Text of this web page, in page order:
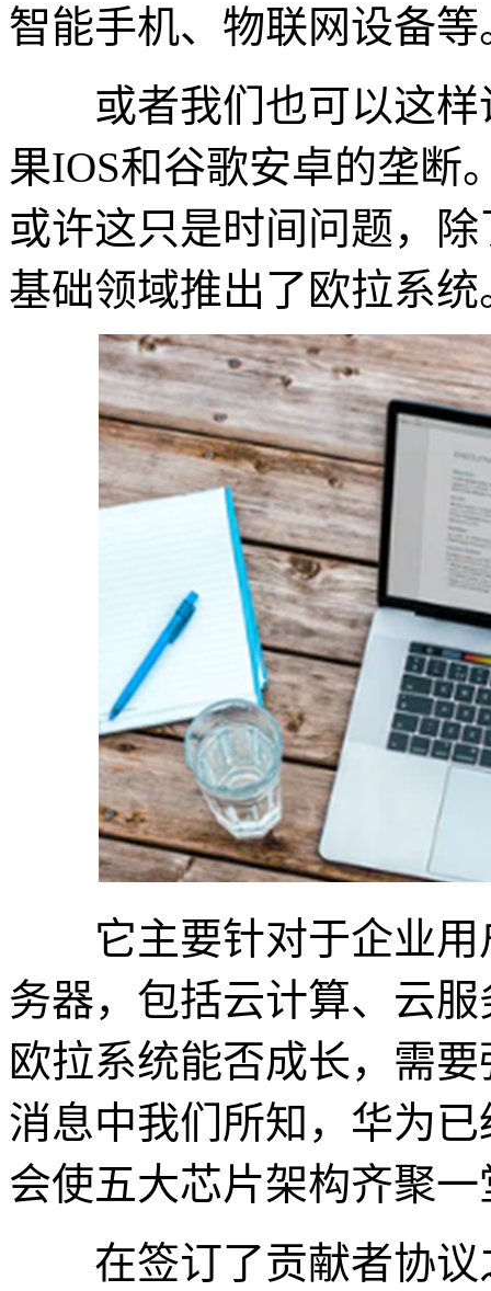
智能手机、物联网设备等
或者我们也可以这样
果IOS和谷歌安卓的垄断
或许这只是时间问题，
基础领域推出了欧拉系统
它主要针对于企业用
务器，包括云计算、云
欧拉系统能否成长，需
消息中我们所知，华为
会使五大芯片架构齐聚
在签订了贡献者协议